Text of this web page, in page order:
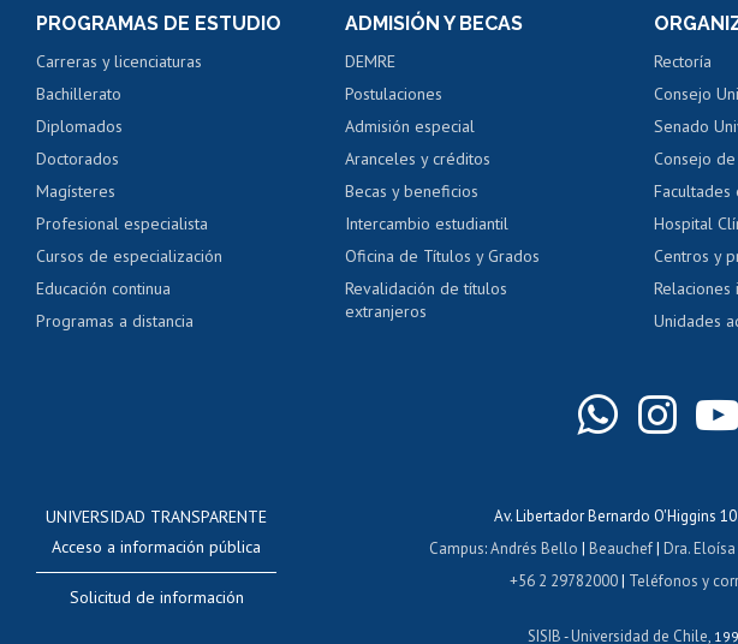
Servicio médico y dental
Pago de arancel y crédito alumnos
Pago de arancel y crédito exalumnos
Certificado de títulos y grados
Mi Uchile Ayuda tecnológica
PROGRAMAS DE ESTUDIO
Carreras y licenciaturas
Bachillerato
Diplomados
Doctorados
Magísteres
Profesional especialista
Cursos de especialización
Educación continua
Programas a distancia
ADMISIÓN Y BECAS
DEMRE
Postulaciones
Admisión especial
Aranceles y créditos
Becas y beneficios
Intercambio estudiantil
Oficina de Títulos y Grados
Revalidación de títulos
extranjeros
Rectoría
Consejo
Senado
Consejo
Facultades
Hospital
Centros y
Relaciones
Unidades
UNIVERSIDAD TRANSPARENTE
Acceso a información pública
Solicitud de información
Av. Libertador Bernardo O'Higgins
Campus:Andrés Bello | Beauchef| Dra.
+56 2 29782000| Teléfonos y
SISIB -Universidad de Chile ,